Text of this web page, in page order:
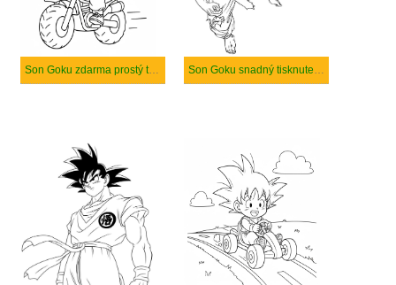
Son Goku zdarma prostý tisknutelné Son Goku snadný tisknutelné